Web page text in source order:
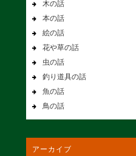
木の話
本の話
絵の話
花や草の話
虫の話
釣り道具の話
魚の話
鳥の話
アーカイブ